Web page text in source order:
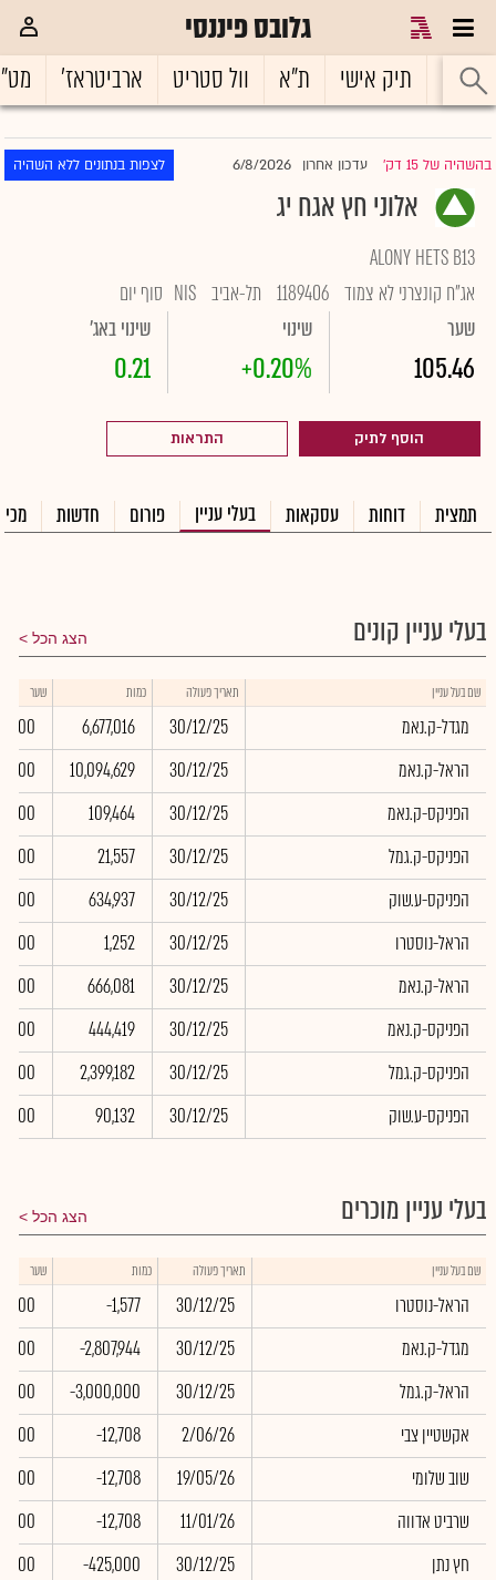
גלובס פיננסי
ראשי תיק אישי ת"א וול סטריט ארביטראז'
בהשהיה של 15 דק' |עדכון אחרון 6/8/2026 לצפות בנתונים ללא השהיה
אלוני חץ אגח יג
ALONY HETS B13
אג"ח קונצרני לא צמוד 1189406 תל-אביב NIS סוף יום
שער
105.46
שינוי
+0.20%
שינוי באג'
0.21
הוסף לתיק התראות
תמצית דוחות עסקאות בעלי עניין פורום חדשות
בעלי עניין קונים הצג הכל
שם בעל עניין תאריך פעולה כמות שער
מגדל-ק.נאמ 30/12/25
6,677,016
0.00
הראל-ק.נאמ
30/12/25
10,094,629
0.00
הפניקס-ק.נאמ
30/12/25
109,464
0.00
הפניקס-ק.גמל
30/12/25
21,557
0.00
הפניקס-ע.שוק
30/12/25
634,937
0.00
הראל-נוסטרו
30/12/25
1,252
0.00
הראל-ק.נאמ
30/12/25
666,081
0.00
הפניקס-ק.נאמ
30/12/25
444,419
0.00
הפניקס-ק.גמל
30/12/25
2,399,182
0.00
הפניקס-ע.שוק
30/12/25
90,132
0.00
בעלי עניין מוכרים הצג הכל
שם בעל עניין תאריך פעולה כמות שער
הראל-נוסטרו 30/12/25
-1,577
0.00
מגדל-ק.נאמ
30/12/25
-2,807,944
0.00
הראל-ק.גמל
30/12/25
-3,000,000
0.00
אקשטיין צבי
2/06/26
-12,708
0.00
שוב שלומי
19/05/26
-12,708
0.00
שרביט אדווה
11/01/26
-12,708
0.00
חץ נתן
30/12/25
-425,000
0.00